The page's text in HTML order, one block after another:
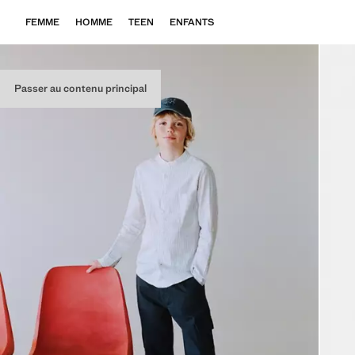
Passer au contenu principal
FEMME HOMME TEEN ENFANTS